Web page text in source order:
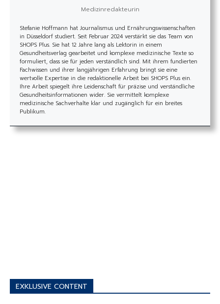
Medizinredakteurin
Stefanie Hoffmann hat Journalismus und Ernährungswissenschaften
in Düsseldorf studiert. Seit Februar 2024 verstärkt sie das Team von
SHOPS Plus. Sie hat 12 Jahre lang als Lektorin in einem
Gesundheitsverlag gearbeitet und komplexe medizinische Texte so
formuliert, dass sie für jeden verständlich sind. Mit ihrem fundierten
Fachwissen und ihrer langjährigen Erfahrung bringt sie eine
wertvolle Expertise in die redaktionelle Arbeit bei SHOPS Plus ein.
Ihre Arbeit spiegelt ihre Leidenschaft für präzise und verständliche
Gesundheitsinformationen wider. Sie vermittelt komplexe
medizinische Sachverhalte klar und zugänglich für ein breites
Publikum.
EXKLUSIVE CONTENT